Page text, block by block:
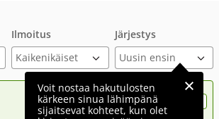
Ilmoitus Järjestys
Voit nostaa hakutulosten
kärkeen sinua lähimpänä
sijaitsevat kohteet, kun olet
Nosta ilmoituksesi tähän?